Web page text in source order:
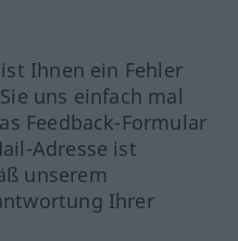
Ihnen ein Fehler
uns einfach mal
Feedback-Formular
Adresse ist
unserem
Ihrer